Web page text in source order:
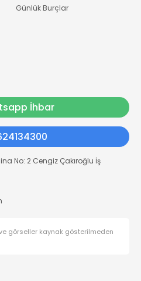
Günlük Burçlar
İhbar
No: 2 Cengiz Çakıroğlu İş
görseller kaynak gösterilmeden